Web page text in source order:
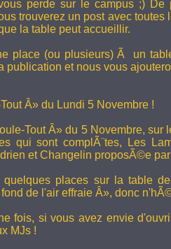
perde sur le campus ;)
trouverez un post avec
la table peut accueillir.
place (ou plusieurs) Ã un
publication et nous vous
Â» du Lundi 5 Novembre !
Tout Â» du 5 Novembre,
qui sont complÃ¨tes,
Les
etChangelin proposÃ©e
quelques places sur la table
de l'air effraie Â», donc
fois, si vous avez envie
MJs !